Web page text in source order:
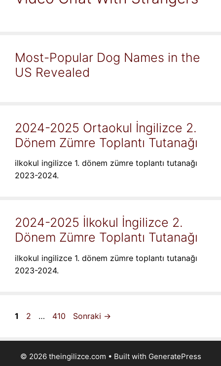
Most-Popular Dog Names in the
US Revealed
2024-2025 Ortaokul İngilizce 2.
Dönem Zümre Toplantı Tutanağı
ilkokul ingilizce 1. dönem zümre toplantı tutanağı
2023-2024.
2024-2025 İlkokul İngilizce 2.
Dönem Zümre Toplantı Tutanağı
ilkokul ingilizce 1. dönem zümre toplantı tutanağı
2023-2024.
Sayfa
1 Sayfa
2 … Sayfa
410 Sonraki →
© 2026 theingilizce.com • Built with GeneratePress